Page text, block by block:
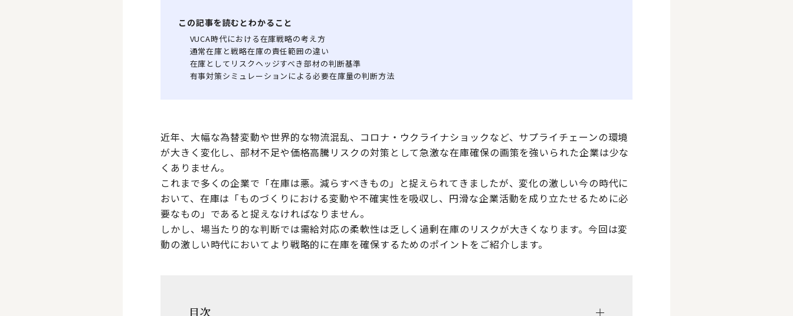
この記事を読むとわかること
VUCA時代における在庫戦略の考え方
通常在庫と戦略在庫の責任範囲の違い
在庫としてリスクヘッジすべき部材の判断基準
有事対策シミュレーションによる必要在庫量の判断方法
近年、大幅な為替変動や世界的な物流混乱、コロナ・ウクライナショックなど、サプライチェーンの環境
が大きく変化し、部材不足や価格高騰リスクの対策として急激な在庫確保の画策を強いられた企業は少な
くありません。
これまで多くの企業で「在庫は悪。減らすべきもの」と捉えられてきましたが、変化の激しい今の時代に
おいて、在庫は「ものづくりにおける変動や不確実性を吸収し、円滑な企業活動を成り立たせるために必
要なもの」であると捉えなければなりません。
しかし、場当たり的な判断では需給対応の柔軟性は乏しく過剰在庫のリスクが大きくなります。今回は変
動の激しい時代においてより戦略的に在庫を確保するためのポイントをご紹介します。
目次